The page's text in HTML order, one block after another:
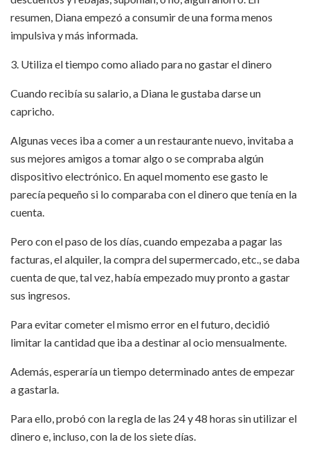
resumen, Diana empezó a consumir de una forma menos
impulsiva y más informada.
3. Utiliza el tiempo como aliado para no gastar el dinero
Cuando recibía su salario, a Diana le gustaba darse un
capricho.
Algunas veces iba a comer a un restaurante nuevo, invitaba a
sus mejores amigos a tomar algo o se compraba algún
dispositivo electrónico. En aquel momento ese gasto le
parecía pequeño si lo comparaba con el dinero que tenía en la
cuenta.
Pero con el paso de los días, cuando empezaba a pagar las
facturas, el alquiler, la compra del supermercado, etc., se daba
cuenta de que, tal vez, había empezado muy pronto a gastar
sus ingresos.
Para evitar cometer el mismo error en el futuro, decidió
limitar la cantidad que iba a destinar al ocio mensualmente.
Además, esperaría un tiempo determinado antes de empezar
a gastarla.
Para ello, probó con la regla de las 24 y 48 horas sin utilizar el
dinero e, incluso, con la de los siete días.